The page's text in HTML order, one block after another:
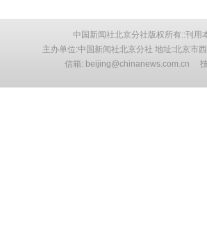
中国新闻社北京分社版权所有::刊用
主办单位:中国新闻社北京分社 地址:北京市
信箱: beijing@chinanews.com.cn